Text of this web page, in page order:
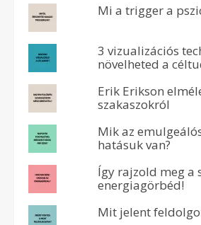
Mi a trigger a
3 vizualizációs
növelheted a
Erik Erikson
szakaszokról
Mik az
hatásuk van?
Így rajzold meg a
energiagörbéd!
Mit jelent